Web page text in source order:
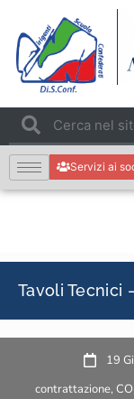
Servizi ai
Tavoli Tecnici
19
contrattazione,